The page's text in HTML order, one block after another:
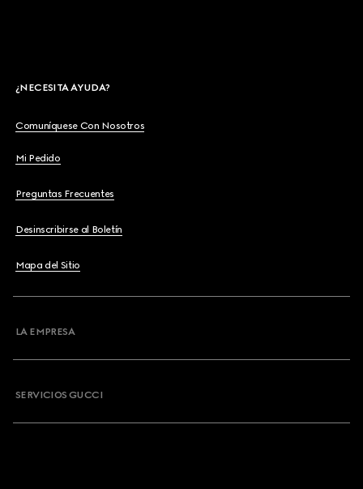
¿NECESITA AYUDA?
Comuníquese Con Nosotros
Mi Pedido
Preguntas Frecuentes
Desinscribirse al Boletín
Mapa del Sitio
LA EMPRESA
SERVICIOS GUCCI